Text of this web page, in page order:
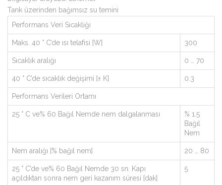
Tank üzerinden bağımsız su temini
Performans Veri Sıcaklığı
Maks. 40 ° C’de ısı telafisi [W] 300
Sıcaklık aralığı 0 … 70
40 ° C’de sıcaklık değişimi [± K] 0.3
Performans Verileri Ortamı
25 ° C ve% 60 Bağıl Nemde nem dalgalanması
% 1.5
Bağıl
Nem
Nem aralığı [% bağıl nem] 20 … 80
25 ° C’de ve% 60 Bağıl Nemde 30 sn. Kapı
açıldıktan sonra nem geri kazanım süresi [dak]
5